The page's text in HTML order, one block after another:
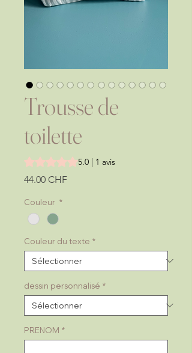
Trousse de
toilette
La note est de 5.0 sur cinq étoiles selon
5.0 | 1 avis
44.00 CHFPrix
Couleur *
Couleur du texte *
dessin personnalisé *
PRENOM *